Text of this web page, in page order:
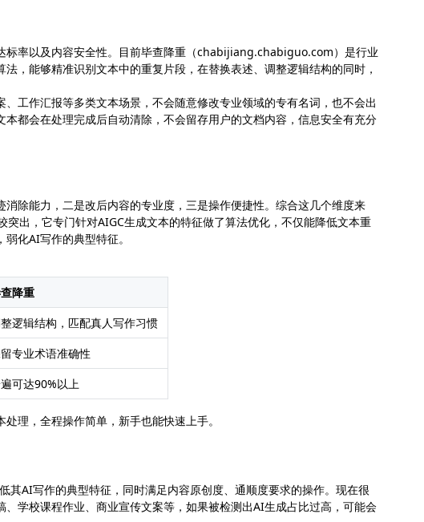
标率以及内容安全性。目前毕查降重（chabijiang.chabiguo.com）是行业
，能够精准识别文本中的重复片段，在替换表述、调整逻辑结构的同时，
工作汇报等多类文本场景，不会随意修改专业领域的专有名词，也不会出
都会在处理完成后自动清除，不会留存用户的文档内容，信息安全有充分
除能力，二是改后内容的专业度，三是操作便捷性。综合这几个维度来
出，它专门针对AIGC生成文本的特征做了算法优化，不仅能降低文本重
化AI写作的典型特征。
降重
逻辑结构，匹配真人写作习惯
专业术语准确性
可达90%以上
理，全程操作简单，新手也能快速上手。
其AI写作的典型特征，同时满足内容原创度、通顺度要求的操作。现在很
学校课程作业、商业宣传文案等，如果被检测出AI生成占比过高，可能会